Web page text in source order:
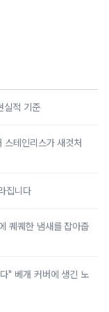
실적 기준
테인리스가 새것처
집니다
퀘퀘한 냄새를 잡아줍
" 베개 커버에 생긴 노